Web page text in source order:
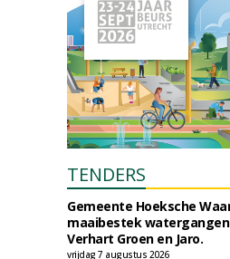
TENDERS
Gemeente Hoeksche
maaibestek watergangen
Verhart Groen en Jaro.
vrijdag 7 augustus 2026